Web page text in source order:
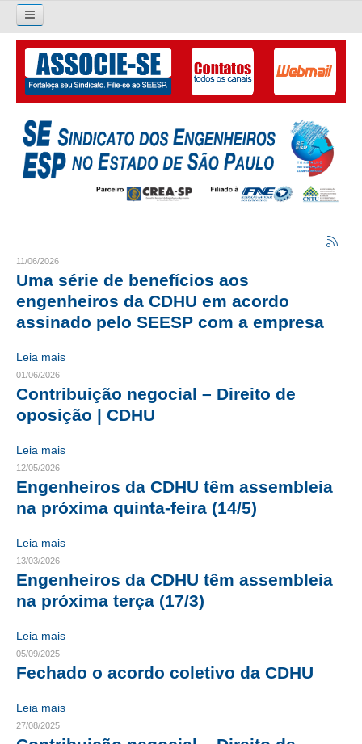
Pesquisar...
O SINDICATO
APRESENTAÇÃO
PALAVRA DO PRESIDENTE
LIVRO GESTÃO 2026-2029
GALERIA EX-PRESIDENTES
ORGANOGRAMA
CRESCE BRASIL
CONSELHO TECNOLÓGICO
HISTÓRICO E ATUAÇÃO
COMPOSIÇÃO
PERSONALIDADES DA TECNOLOGIA
NÚCLEO DA MULHER ENGENHEIRA
JURÍDICO
ACORDOS, CONVENÇÕES E DISSÍDIOS
11/06/2026
Uma série de benefícios aos
engenheiros da CDHU em acordo
assinado pelo SEESP com a empresa
Leia mais
01/06/2026
Contribuição negocial – Direito de
oposição | CDHU
Leia mais
12/05/2026
Engenheiros da CDHU têm assembleia
na próxima quinta-feira (14/5)
Leia mais
13/03/2026
Engenheiros da CDHU têm assembleia
na próxima terça (17/3)
Leia mais
05/09/2025
Fechado o acordo coletivo da CDHU
Leia mais
27/08/2025